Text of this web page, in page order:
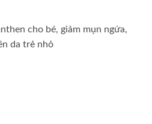
cho bé, giảm mụn ngứa,
da trẻ nhỏ